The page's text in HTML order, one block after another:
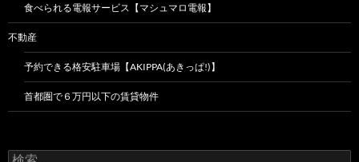
食べられる電報サービス【マシュマロ電報】
不動産
予約できる格安駐車場【AKIPPA(あきっぱ!)】
首都圏で６万円以下の賃貸物件
検